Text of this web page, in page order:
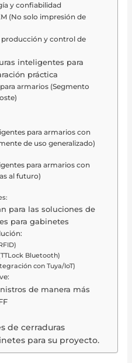
y confiabilidad
(No solo impresión de
producción y control de
inteligentes para
práctica
armarios (Segmento
para armarios con
de uso generalizado)
para armarios con
al futuro)
para las soluciones de
para gabinetes
Bluetooth)
con Tuya/IoT)
de manera más
de cerraduras
para su proyecto.